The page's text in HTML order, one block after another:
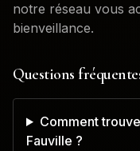
notre réseau vous
bienveillance.
Questions
Comment
Fauville ?